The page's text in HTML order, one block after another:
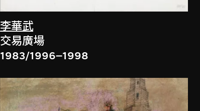
李華武
交易廣場
1983/1996–1998